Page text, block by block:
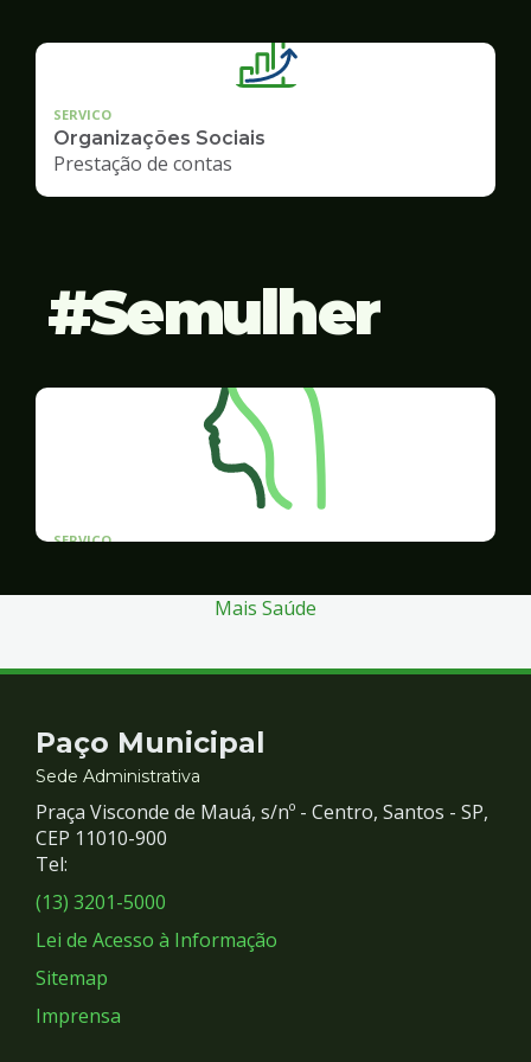
SERVICO
Organizações Sociais
Prestação de contas
Semulher
SERVICO
Mais Saúde
Contato
e
Redes
Sociais
Paço Municipal
Sede Administrativa
Praça Visconde de Mauá, s/nº - Centro, Santos - SP,
CEP 11010-900
Tel:
(13) 3201-5000
Lei de Acesso à Informação
Sitemap
Imprensa